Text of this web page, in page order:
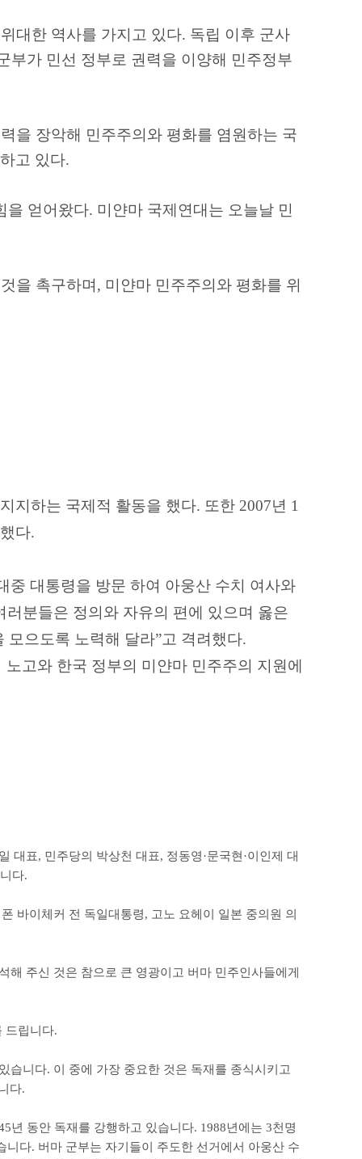
대한 역사를 가지고 있다. 독립 이후 군사
부가 민선 정부로 권력을 이양해 민주정부
을 장악해 민주주의와 평화를 염원하는 국
고 있다.
을 얻어왔다. 미얀마 국제연대는 오늘날 민
을 촉구하며 , 미얀마 민주주의와 평화를 위
지하는 국제적 활동을 했다. 또한 2007년 1
다.
중 대통령을 방문 하여 아웅산 수치 여사와
러분들은 정의와 자유의 편에 있으며 옳은
모으도록 노력해 달라”고 격려했다.
고와 한국 정부의 미얀마 민주주의 지원에
대표, 민주당의 박상천 대표, 정동영·문국현 ·이인제 대
다.
바이체커 전 독일대통령, 고노 요헤이 일본 중의원 의
주신 것은 참으로 큰 영광이고 버마 민주인사들에게
드립니다.
습니다. 이 중에 가장 중요한 것은 독재를 종식시키고
다.
년 동안 독재를 강행하고 있습니다. 1988년에는 3천명
니다. 버마 군부는 자기들이 주도한 선거에서 아웅산 수